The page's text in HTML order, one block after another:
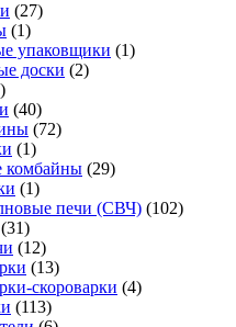
(27)
(1)
упаковщики (1)
доски (2)
(40)
(72)
(1)
комбайны (29)
(1)
печи (СВЧ) (102)
(31)
(12)
(13)
скороварки (4)
(113)